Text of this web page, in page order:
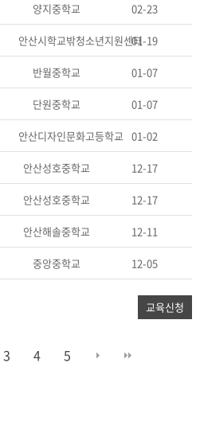
양지중학교 02-23
안산시학교밖청소년지원센터01-19
반월중학교 01-07
단원중학교 01-07
안산디자인문화고등학교 01-02
안산성호중학교 12-17
안산성호중학교 12-17
안산해솔중학교 12-11
중앙중학교 12-05
교육신청
3 4 5